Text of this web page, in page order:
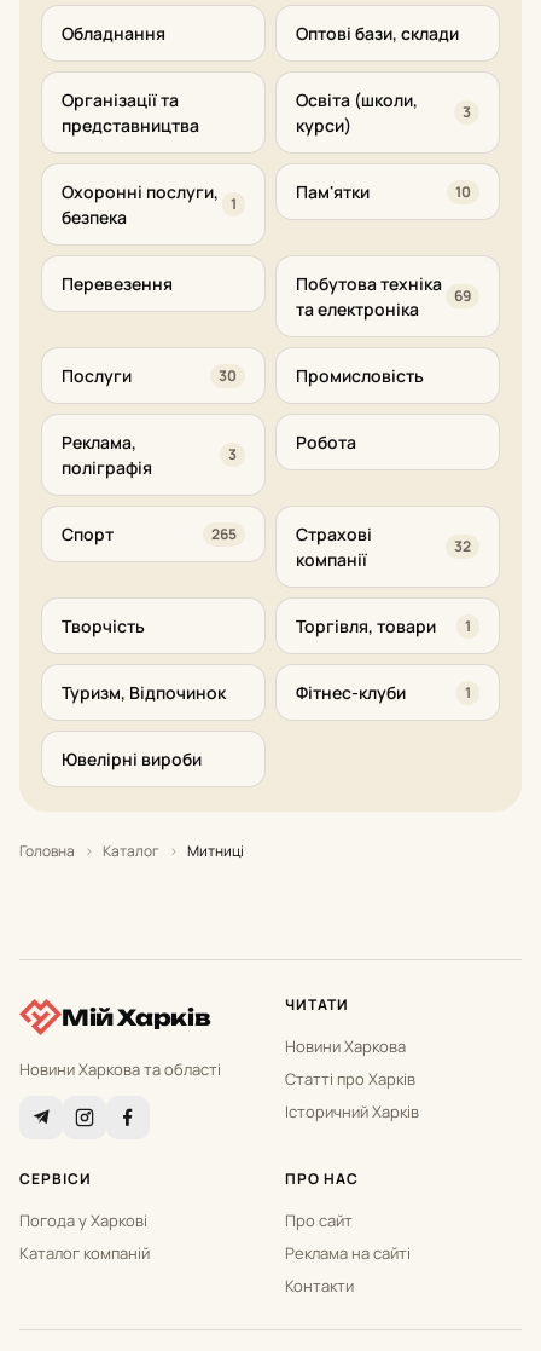
Обладнання Оптові бази, склади
Організації та
представництва
Освіта (школи,
курси)
3
Охоронні послуги,
безпека
1
Пам'ятки 10
Перевезення
Побутова техніка
та електроніка
69
Послуги 30 Промисловість
Реклама,
поліграфія
3
Робота
Спорт 265
Страхові
компанії
32
Творчість Торгівля, товари 1
Туризм, Відпочинок Фітнес-клуби 1
Ювелірні вироби
Головна › Каталог › Митниці
Мій Харків
Новини Харкова та області
ЧИТАТИ
Новини Харкова
Статті про Харків
Історичний Харків
СЕРВІСИ
Погода у Харкові
Каталог компаній
ПРО НАС
Про сайт
Реклама на сайті
Контакти